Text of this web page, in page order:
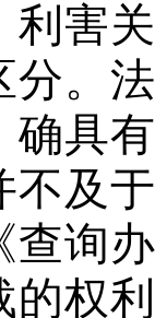
利害
分。
确具
不及
查询
的权